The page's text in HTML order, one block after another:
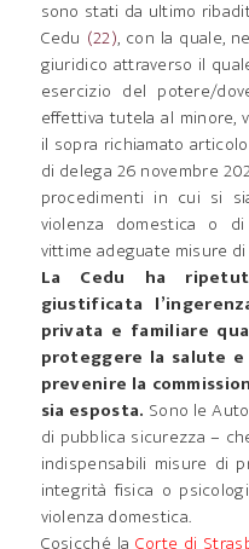
sono stati da ultimo
Cedu (22), con la quale,
giuridico attraverso il
esercizio del potere/
effettiva tutela al minore,
il sopra richiamato
di delega 26 novembre
procedimenti in cui si
violenza domestica o
vittime adeguate misure
La Cedu ha
giustificata
privata e familiare
proteggere la salute
prevenire la
sia esposta. Sono le
di pubblica sicurezza –
indispensabili misure di
integrità fisica o
violenza domestica.